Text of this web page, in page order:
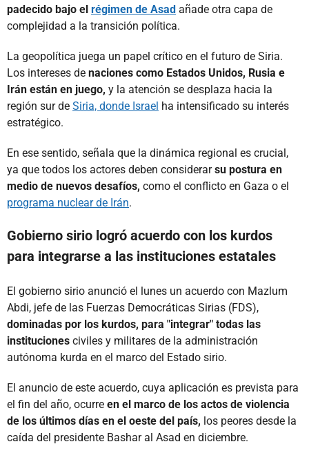
padecido bajo el régimen de Asad añade otra capa de
complejidad a la transición política.
La geopolítica juega un papel crítico en el futuro de Siria.
Los intereses de naciones como Estados Unidos, Rusia e
Irán están en juego, y la atención se desplaza hacia la
región sur de Siria, donde Israel ha intensificado su interés
estratégico.
En ese sentido, señala que la dinámica regional es crucial,
ya que todos los actores deben considerarsu postura en
medio de nuevos desafíos, como el conflicto en Gaza o el
programa nuclear de Irán.
Gobierno sirio logró acuerdo con los kurdos
para integrarse a las instituciones estatales
El gobierno sirio anunció el lunes un acuerdo con Mazlum
Abdi, jefe de las Fuerzas Democráticas Sirias (FDS),
dominadas por los kurdos, para "integrar" todas las
instituciones civiles y militares de la administración
autónoma kurda en el marco del Estado sirio.
El anuncio de este acuerdo, cuya aplicación es prevista para
el fin del año, ocurre en el marco de los actos de violencia
de los últimos días en el oeste del país, los peores desde la
caída del presidente Bashar al Asad en diciembre.